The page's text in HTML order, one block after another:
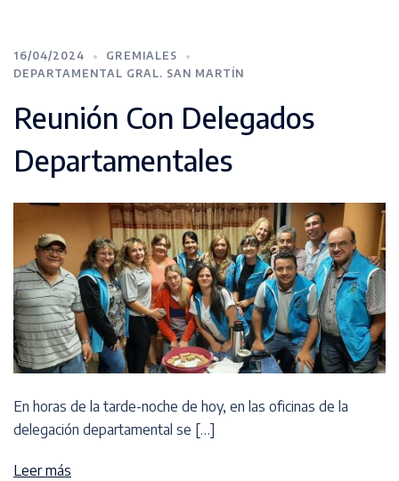
16/04/2024
GREMIALES
DEPARTAMENTAL GRAL. SAN MARTÍN
Reunión Con Delegados
Departamentales
En horas de la tarde-noche de hoy, en las oficinas de la
delegación departamental se […]
Leer más